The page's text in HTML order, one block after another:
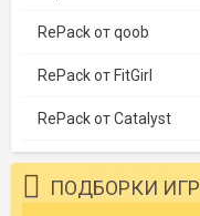
RePack от qoob
RePack от FitGirl
RePack от Catalyst
ПОДБОРКИ ИГР